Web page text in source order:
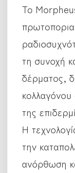
Το
τη συνοχή
δέρματος,
της
Η
την
ανόρθωση